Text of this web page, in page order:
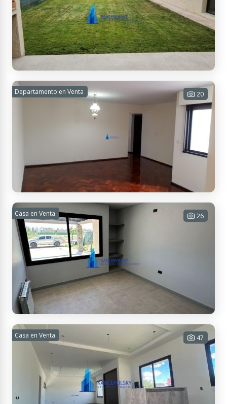
- 180 m² Cub. - 1000 m² Tot.
USD 169.000 Contactar
Vistalba, Mendoza, Argentina
AMPLIA CASA EN VISTALBA COUNTRY
4 habitaciones - 4 baños - 2
USD 330.000 Contactar
Departamento en Venta 20
Primitivo de la Reta 900, M5500IEH Mendoza, Argentina
MICROCENTRO. AMPLIO SEMIPISO. PATIO.
FRONTAL. PRIMER PISO.
3 habitaciones - 2 baños - 130 m²
Tot.
USD 120.000
Casa en Venta 26
A ESTRENAR. ALMA GARDENIA
3 habitaciones - 3 baños - 2
cocheras - 180 m² Cub. - 500 m² Tot.
Casa en Venta 47